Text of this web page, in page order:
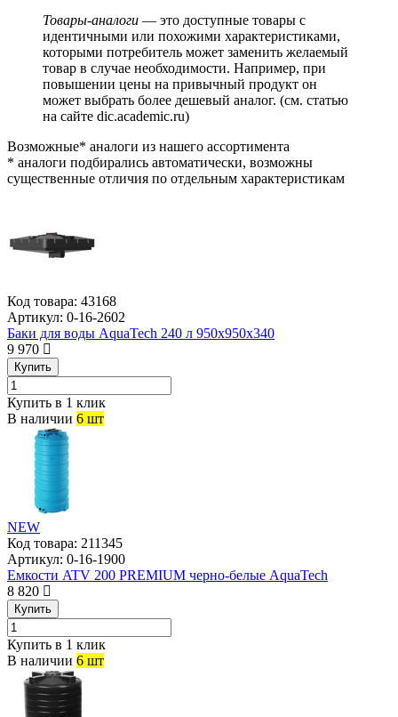
Товары-аналоги — это доступные товары с
идентичными или похожими характеристиками,
которыми потребитель может заменить желаемый
товар в случае необходимости. Например, при
повышении цены на привычный продукт он
может выбрать более дешевый аналог. (см. статью
на сайте dic.academic.ru)
Возможные* аналоги из нашего ассортимента
* аналоги подбирались автоматически, возможны
существенные отличия по отдельным характеристикам
Код товара: 43168
Артикул: 0-16-2602
Баки для воды AquaTech 240 л 950х950х340
9 970
Купить
Купить в 1 клик
В наличии 6 шт
NEW
Код товара: 211345
Артикул: 0-16-1900
Емкости ATV 200 PREMIUM черно-белые AquaTech
8 820
Купить
Купить в 1 клик
В наличии 6 шт